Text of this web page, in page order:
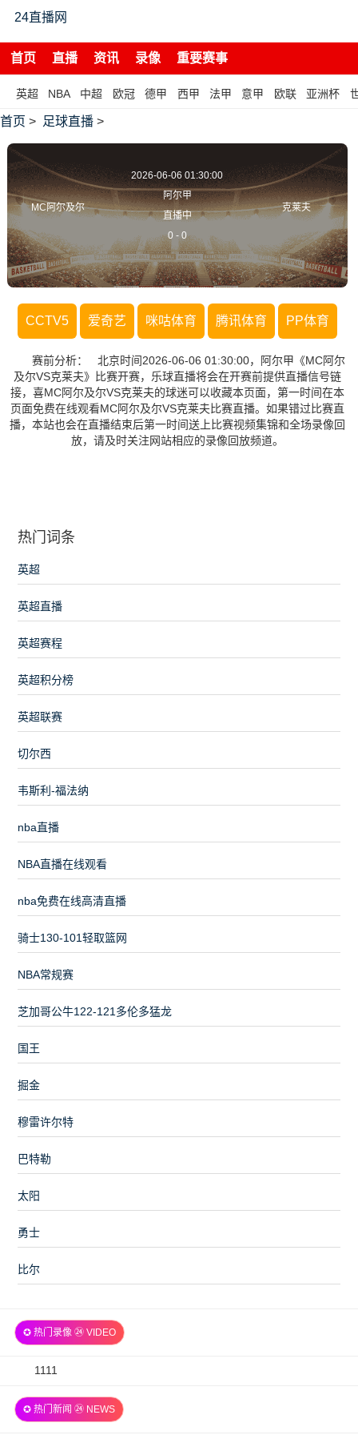
24直播网
首页 直播 资讯 录像 重要赛事
英超 NBA 中超 欧冠 德甲 西甲 法甲 意甲 欧联 亚洲杯
首页 > 足球直播 >
MC阿尔及尔
2026-06-06 01:30:00
阿尔甲
直播中
0 - 0
克莱夫
CCTV5 爱奇艺 咪咕体育 腾讯体育 PP体育
赛前分析： 北京时间2026-06-06 01:30:00，阿尔甲《MC阿尔
及尔VS克莱夫》比赛开赛，乐球直播将会在开赛前提供直播信号链
接，喜MC阿尔及尔VS克莱夫的球迷可以收藏本页面，第一时间在本
页面免费在线观看MC阿尔及尔VS克莱夫比赛直播。如果错过比赛直
播，本站也会在直播结束后第一时间送上比赛视频集锦和全场录像回
放，请及时关注网站相应的录像回放频道。
热门词条
英超
英超直播
英超赛程
英超积分榜
英超联赛
切尔西
韦斯利-福法纳
nba直播
NBA直播在线观看
nba免费在线高清直播
骑士130-101轻取篮网
NBA常规赛
芝加哥公牛122-121多伦多猛龙
国王
掘金
穆雷许尔特
巴特勒
太阳
勇士
比尔
✪ 热门录像 ㉔ VIDEO
2026-
06
1111
✪ 热门新闻 ㉔ NEWS